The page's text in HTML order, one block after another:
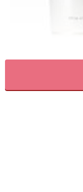
うれしい専用泡立て